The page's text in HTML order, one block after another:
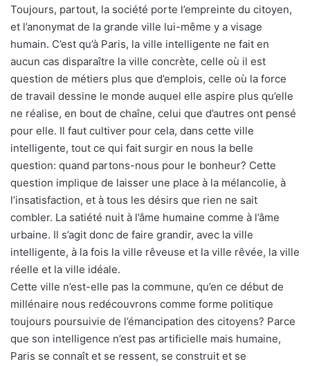
Toujours, partout, la société porte l’empreinte du citoyen,
et l’anonymat de la grande ville lui-même y a visage
humain. C’est qu’à Paris, la ville intelligente ne fait en
aucun cas disparaître la ville concrète, celle où il est
question de métiers plus que d’emplois, celle où la force
de travail dessine le monde auquel elle aspire plus qu’elle
ne réalise, en bout de chaîne, celui que d’autres ont pensé
pour elle. Il faut cultiver pour cela, dans cette ville
intelligente, tout ce qui fait surgir en nous la belle
question: quand partons-nous pour le bonheur? Cette
question implique de laisser une place à la mélancolie, à
l’insatisfaction, et à tous les désirs que rien ne sait
combler. La satiété nuit à l’âme humaine comme à l’âme
urbaine. Il s’agit donc de faire grandir, avec la ville
intelligente, à la fois la ville rêveuse et la ville rêvée, la ville
réelle et la ville idéale.
Cette ville n’est-elle pas la commune, qu’en ce début de
millénaire nous redécouvrons comme forme politique
toujours poursuivie de l’émancipation des citoyens? Parce
que son intelligence n’est pas artificielle mais humaine,
Paris se connaît et se ressent, se construit et se